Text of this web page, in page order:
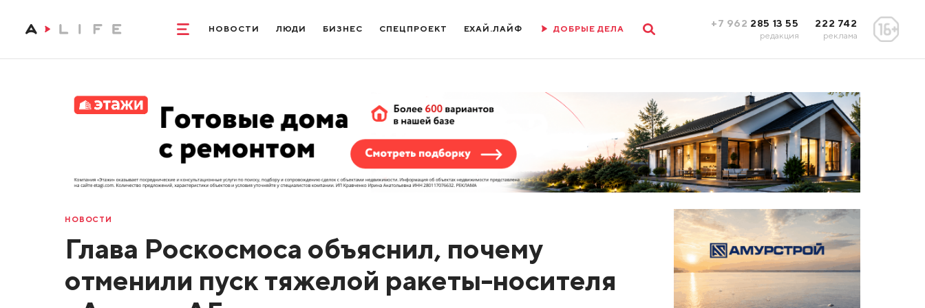
НОВОСТИ ЛЮДИ БИЗНЕС СПЕЦПРОЕКТ ЕХАЙ.ЛАЙФ ДОБРЫЕ ДЕЛА +7 962 285 13 55
редакция
222 742
реклама
НОВОСТИ
Глава Роскосмоса объяснил, почему
отменили пуск тяжелой ракеты-носителя